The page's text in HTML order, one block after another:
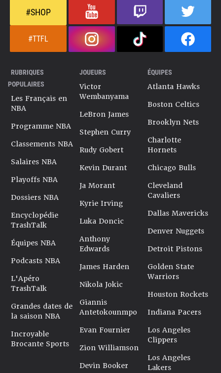
#SHOP
#TTFL
RUBRIQUES
POPULAIRES
Les Français en
NBA
Programme NBA
Classements NBA
Salaires NBA
Playoffs NBA
Dossiers NBA
Encyclopédie
TrashTalk
Équipes NBA
Podcasts NBA
L'Apéro
TrashTalk
Grandes dates de
la saison NBA
Incroyable
Brocante Sports
JOUEURS
Victor
Wembanyama
LeBron James
Stephen Curry
Rudy Gobert
Kevin Durant
Ja Morant
Kyrie Irving
Luka Doncic
Anthony
Edwards
James Harden
Nikola Jokic
Giannis
Antetokounmpo
Evan Fournier
Zion Williamson
Devin Booker
ÉQUIPES
Atlanta Hawks
Boston Celtics
Brooklyn Nets
Charlotte
Hornets
Chicago Bulls
Cleveland
Cavaliers
Dallas Mavericks
Denver Nuggets
Detroit Pistons
Golden State
Warriors
Houston Rockets
Indiana Pacers
Los Angeles
Clippers
Los Angeles
Lakers